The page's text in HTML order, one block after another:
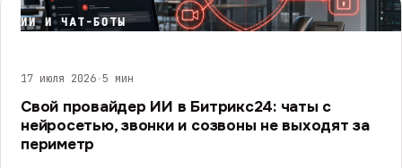
ИИ И ЧАТ-БОТЫ
17 июля 2026·5 мин
Свой провайдер ИИ в Битрикс24: чаты с
нейросетью, звонки и созвоны не выходят за
периметр